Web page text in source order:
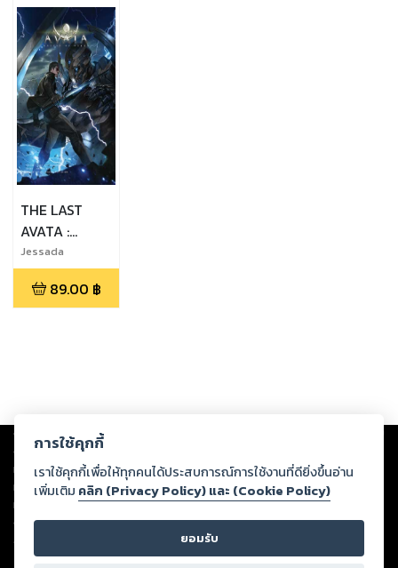
THE LAST
AVATA :
BATTLE OF
SAKKA
Jessada
Sutthi,Pasit
Apivanidudom,C
hanapiwat Saksri
89.00 ฿
Copyright © 2026
ต่อผลงานหรือเนื้อหาใดที่อัปโหลดผ่านเว็บไซต์และปรากฏว่าละเมิดสิทธิใน
ทรัพย์สินทางปัญญาของบุคคลอื่นหรือขัดต่อกฎหมายและศีลธรรม ดังนั้น ผู้อ่าน
ทุกท่านโปรดใช้วิจารณญาณในการกลั่นกรองด้วยตนเอง และหากท่านพบว่าส่วน
หนึ่งส่วนใดขัดต่อกฎหมายและศีลธรรม กรุณาแจ้งมายังบริษัท เพื่อทีมงานจะได้
ดำเนินการในทันที ทั้งนี้ ทางสตอรี่ล็อกขอสงวนลิขสิทธิ์ตามพระราชบัญญัติ
ลิขสิทธิ์ พ.ศ. 2537 (ฉบับล่าสุด)
การใช้คุกกี้
เราใช้คุกกี้เพื่อให้ทุกคนได้ประสบการณ์การใช้งานที่ดียิ่งขึ้นอ่าน
เพิ่มเติม คลิก (Privacy Policy) และ (Cookie Policy)
ยอมรับ